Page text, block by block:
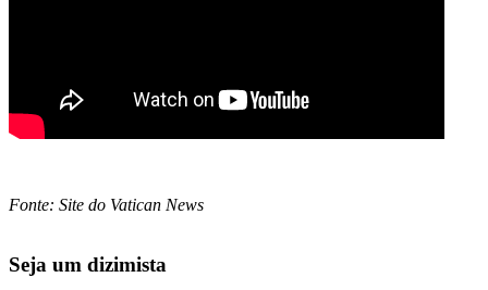
Fonte: Site do Vatican News
Seja um dizimista